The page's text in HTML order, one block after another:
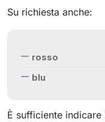
Su richiesta anche:
rosso
blu
È sufficiente indicare